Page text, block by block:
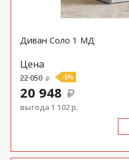
Диван Соло 1 МД
Цена
22 050 -5%
20 948
выгода 1 102 р.